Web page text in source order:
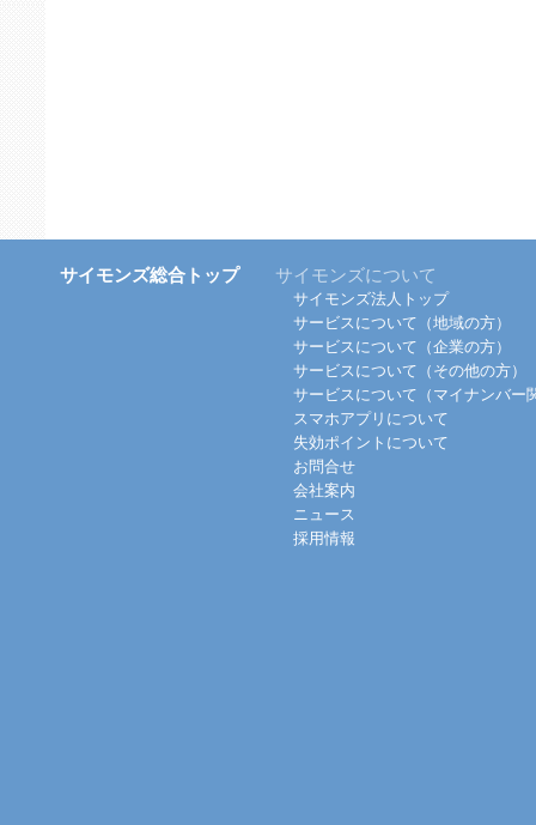
サイモンズ総合トップ サイモンズについて
サイモンズ法人トップ
サービスについて（地域の方）
サービスについて（企業の方）
サービスについて（その他の方）
サービスについて（マイナンバー
スマホアプリについて
失効ポイントについて
お問合せ
会社案内
ニュース
採用情報